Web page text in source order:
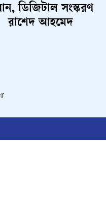
ডিজিটাল সংস্করণ
রাশেদ আহমেদ